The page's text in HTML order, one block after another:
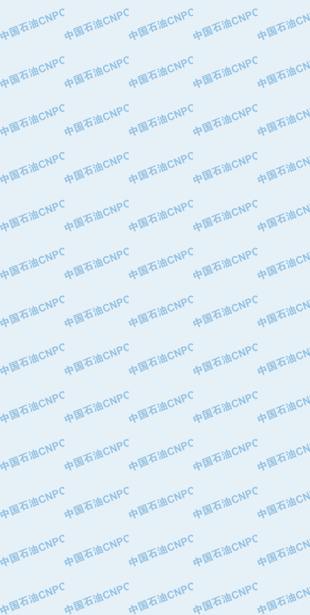
·天津钢管集团股份有限公司
·深圳市肯多斯实业发展有限公司
·瓦卢瑞克.曼内斯曼石油专用管（德
·无锡西姆莱斯石油专用管制造有限公
·武汉钢铁（集团）公司
·太原钢铁(集团)有限公司
·马鞍山钢铁股份有限公司
·中国石油天然气股份有限公司兰州石